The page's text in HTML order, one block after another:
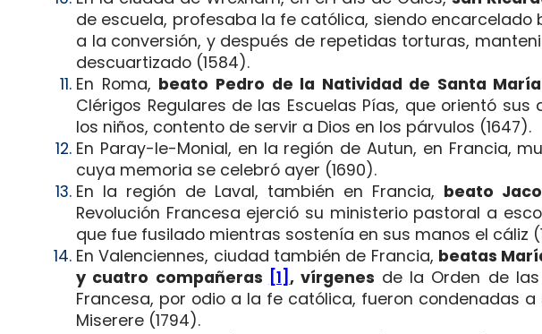
de escuela, profesaba la fe católica, siendo
a la conversión, y después de repetidas torturas,
descuartizado (1584).
En Roma, beato Pedro de la Natividad de Santa
Clérigos Regulares de las Escuelas Pías, que orientó
los niños, contento de servir a Dios en los párvulos (1647).
En Paray-le-Monial, en la región de Autun, en Francia,
cuya memoria se celebró ayer (1690).
En la región de Laval, también en Francia, beato
Revolución Francesa ejerció su ministerio pastoral a
que fue fusilado mientras sostenía en sus manos el cáliz
En Valenciennes, ciudad también de Francia, beatas
y cuatro compañeras [1] , vírgenes de la Orden de
Francesa, por odio a la fe católica, fueron condenadas
Miserere (1794).